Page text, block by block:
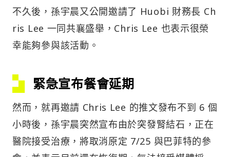
不久後，孫宇晨又公開邀請了 Huobi 財務長 Ch
ris Lee 一同共襄盛舉，Chris Lee 也表示很榮
幸能夠參與該活動。
緊急宣布餐會延期
然而，就再邀請 Chris Lee 的推文發布不到 6 個
小時後，孫宇晨突然宣布由於突發腎結石，正在
醫院接受治療，將取消原定 7/25 與巴菲特的參